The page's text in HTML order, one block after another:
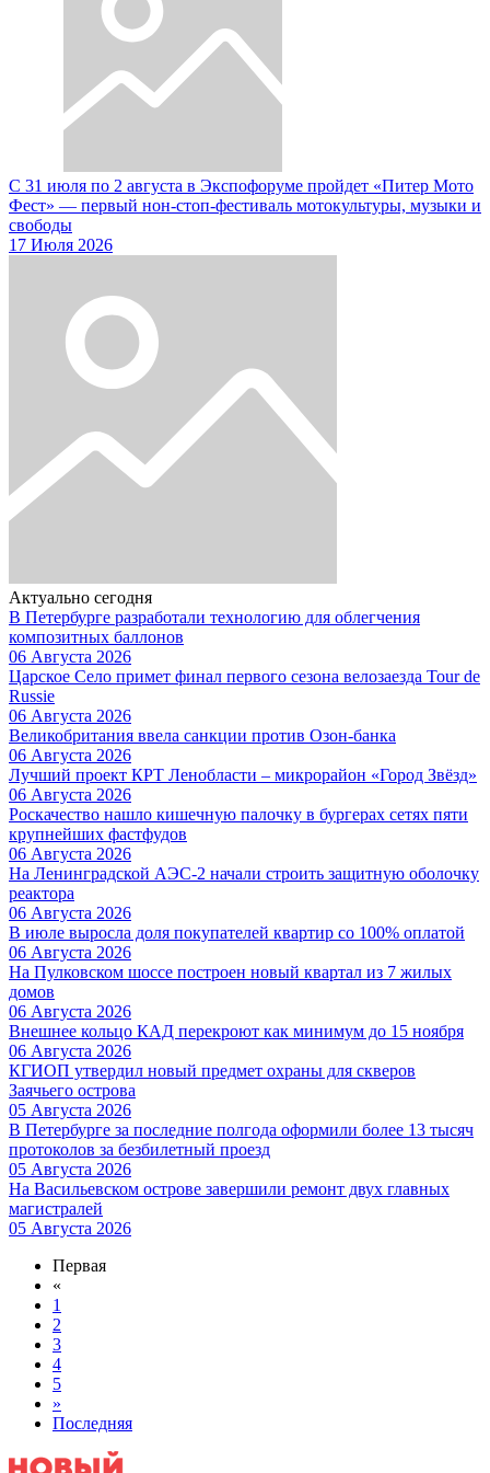
С 31 июля по 2 августа в Экспофоруме пройдет «Питер Мото
Фест» — первый нон-стоп-фестиваль мотокультуры, музыки и
свободы
17 Июля 2026
Актуально сегодня
В Петербурге разработали технологию для облегчения
композитных баллонов
06 Августа 2026
Царское Село примет финал первого сезона велозаезда Tour de
Russie
06 Августа 2026
Великобритания ввела санкции против Озон-банка
06 Августа 2026
Лучший проект КРТ Ленобласти – микрорайон «Город Звёзд»
06 Августа 2026
Роскачество нашло кишечную палочку в бургерах сетях пяти
крупнейших фастфудов
06 Августа 2026
На Ленинградской АЭС-2 начали строить защитную оболочку
реактора
06 Августа 2026
В июле выросла доля покупателей квартир со 100% оплатой
06 Августа 2026
На Пулковском шоссе построен новый квартал из 7 жилых
домов
06 Августа 2026
Внешнее кольцо КАД перекроют как минимум до 15 ноября
06 Августа 2026
КГИОП утвердил новый предмет охраны для скверов
Заячьего острова
05 Августа 2026
В Петербурге за последние полгода оформили более 13 тысяч
протоколов за безбилетный проезд
05 Августа 2026
На Васильевском острове завершили ремонт двух главных
магистралей
05 Августа 2026
Первая
«
1
2
3
4
5
»
Последняя